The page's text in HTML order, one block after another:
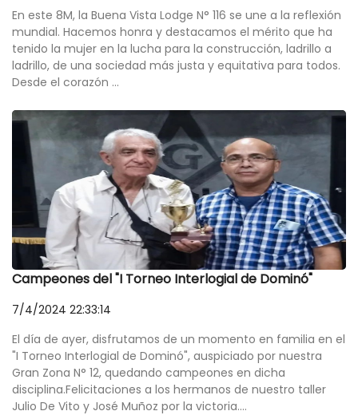
En este 8M, la Buena Vista Lodge N° 116 se une a la reflexión
mundial. Hacemos honra y destacamos el mérito que ha
tenido la mujer en la lucha para la construcción, ladrillo a
ladrillo, de una sociedad más justa y equitativa para todos.
Desde el corazón ...
Campeones del "I Torneo Interlogial de Dominó"
7/4/2024 22:33:14
El día de ayer, disfrutamos de un momento en familia en el
"I Torneo Interlogial de Dominó", auspiciado por nuestra
Gran Zona N° 12, quedando campeones en dicha
disciplina.Felicitaciones a los hermanos de nuestro taller
Julio De Vito y José Muñoz por la victoria....